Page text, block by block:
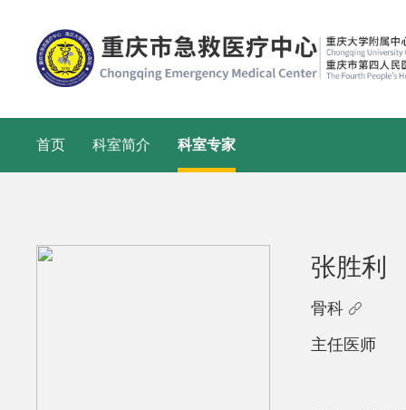
首页 科室简介 科室专家
张胜利
骨科 
主任医师